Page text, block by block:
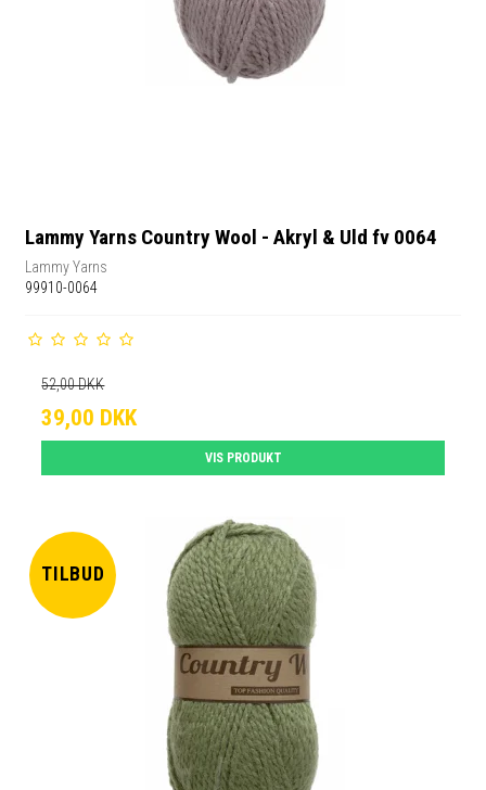
Lammy Yarns Country Wool - Akryl & Uld fv 0064
Lammy Yarns
99910-0064
52,00 DKK
39,00 DKK
VIS PRODUKT
TILBUD